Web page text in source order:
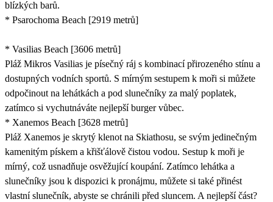
blízkých barů.
* Psarochoma Beach [2919 metrů]
* Vasilias Beach [3606 metrů]
Pláž Mikros Vasilias je písečný ráj s kombinací přirozeného stínu a
dostupných vodních sportů. S mírným sestupem k moři si můžete
odpočinout na lehátkách a pod slunečníky za malý poplatek,
zatímco si vychutnáváte nejlepší burger vůbec.
* Xanemos Beach [3628 metrů]
Pláž Xanemos je skrytý klenot na Skiathosu, se svým jedinečným
kamenitým pískem a křišťálově čistou vodou. Sestup k moři je
mírný, což usnadňuje osvěžující koupání. Zatímco lehátka a
slunečníky jsou k dispozici k pronájmu, můžete si také přinést
vlastní slunečník, abyste se chránili před sluncem. A nejlepší část?